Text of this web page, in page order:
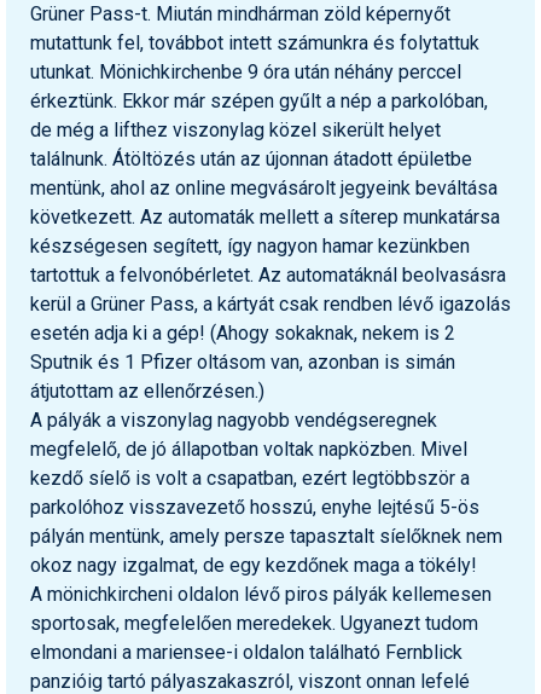
Grüner Pass-t. Miután mindhárman zöld képernyőt
mutattunk fel, továbbot intett számunkra és folytattuk
utunkat. Mönichkirchenbe 9 óra után néhány perccel
érkeztünk. Ekkor már szépen gyűlt a nép a parkolóban,
de még a lifthez viszonylag közel sikerült helyet
találnunk. Átöltözés után az újonnan átadott épületbe
mentünk, ahol az online megvásárolt jegyeink beváltása
következett. Az automaták mellett a síterep munkatársa
készségesen segített, így nagyon hamar kezünkben
tartottuk a felvonóbérletet. Az automatáknál beolvasásra
kerül a Grüner Pass, a kártyát csak rendben lévő igazolás
esetén adja ki a gép! (Ahogy sokaknak, nekem is 2
Sputnik és 1 Pfizer oltásom van, azonban is simán
átjutottam az ellenőrzésen.)
A pályák a viszonylag nagyobb vendégseregnek
megfelelő, de jó állapotban voltak napközben. Mivel
kezdő síelő is volt a csapatban, ezért legtöbbször a
parkolóhoz visszavezető hosszú, enyhe lejtésű 5-ös
pályán mentünk, amely persze tapasztalt síelőknek nem
okoz nagy izgalmat, de egy kezdőnek maga a tökély!
A mönichkircheni oldalon lévő piros pályák kellemesen
sportosak, megfelelően meredekek. Ugyanezt tudom
elmondani a mariensee-i oldalon található Fernblick
panzióig tartó pályaszakaszról, viszont onnan lefelé